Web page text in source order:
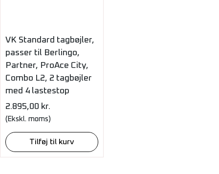
VK Standard tagbøjler,
passer til Berlingo,
Partner, ProAce City,
Combo L2, 2 tagbøjler
med 4 lastestop
2.895,00 kr.
(Ekskl. moms)
Tilføj til kurv